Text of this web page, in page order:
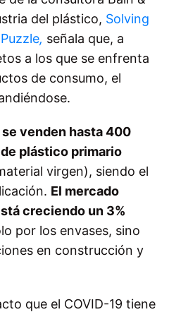
del plástico, Solving
, señala que, a
a los que se enfrenta
de consumo, el
se venden hasta 400
plástico primario
virgen), siendo el
El mercado
creciendo un 3%
por los envases, sino
en construcción y
que el COVID-19 tiene